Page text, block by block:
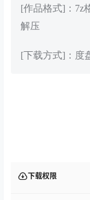
[作品格式]：7z
解压
[下载方式]：度
下载权限